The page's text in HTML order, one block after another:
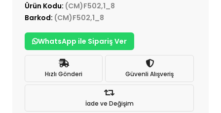
Ürün Kodu: (CM)F502,1_8
Barkod: (CM)F502,1_8
WhatsApp ile Sipariş Ver
Hızlı Gönderi Güvenli Alışveriş
İade ve Değişim